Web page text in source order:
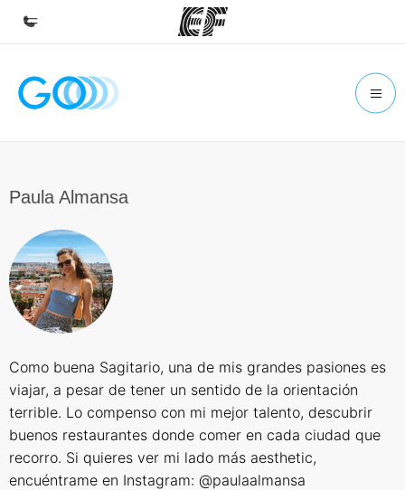
Inicio
Encuentra una oficina
Sobre nosotros
Quiénes somos
Paula Almansa
Como buena Sagitario, una de mis grandes pasiones es
viajar, a pesar de tener un sentido de la orientación
terrible. Lo compenso con mi mejor talento, descubrir
buenos restaurantes donde comer en cada ciudad que
recorro. Si quieres ver mi lado más aesthetic,
encuéntrame en Instagram: @paulaalmansa